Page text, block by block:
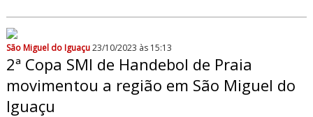
São Miguel do Iguaçu23/10/2023 às 15:13
2ª Copa SMI de Handebol de Praia
movimentou a região em São Miguel do
Iguaçu